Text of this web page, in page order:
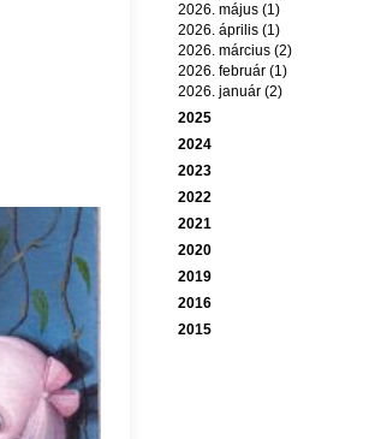
2026. május (1)
2026. április (1)
2026. március (2)
2026. február (1)
2026. január (2)
2025
2024
2023
2022
2021
2020
2019
2016
2015